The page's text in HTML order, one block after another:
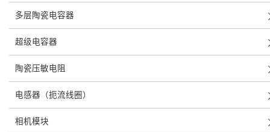
多层陶瓷电容器
超级电容器
陶瓷压敏电阻
电感器（扼流线圈）
相机模块